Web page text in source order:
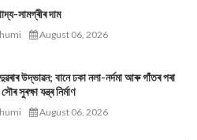
সামগ্ৰীৰ দাম
August 06, 2026
উদ্ভাৱন; বানে ঢকা নলা-নৰ্দমা আৰু গাঁতৰ পৰা
সুৰক্ষা যন্ত্ৰ নিৰ্মাণ
August 06, 2026